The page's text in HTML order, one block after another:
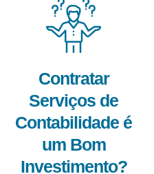
Contratar
Serviços de
Contabilidade é
um Bom
Investimento?